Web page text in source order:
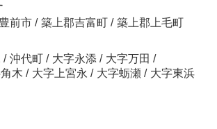
豊前市 / 築上郡吉富町 / 築上郡上毛町
/ 沖代町 / 大字永添 / 大字万田 /
木 / 大字上宮永 / 大字蛎瀬 / 大字東浜